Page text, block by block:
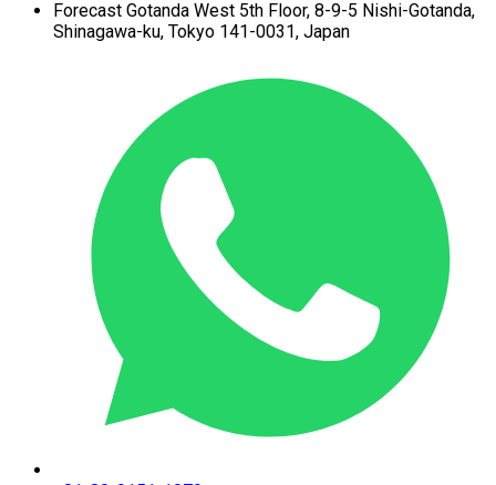
Forecast Gotanda West 5th Floor, 8-9-5 Nishi-Gotanda,
Shinagawa-ku, Tokyo 141-0031, Japan